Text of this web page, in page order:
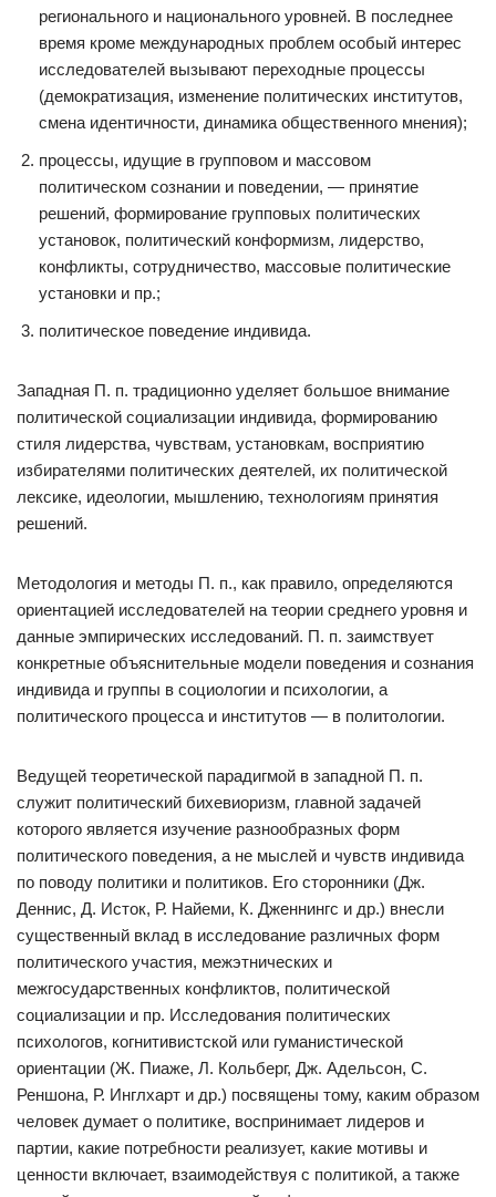
регионального и национального уровней. В последнее
время кроме международных проблем особый интерес
исследователей вызывают переходные процессы
(демократизация, изменение политических институтов,
смена идентичности, динамика общественного мнения);
процессы, идущие в групповом и массовом
политическом сознании и поведении, — принятие
решений, формирование групповых политических
установок, политический конформизм, лидерство,
конфликты, сотрудничество, массовые политические
установки и пр.;
политическое поведение индивида.
Западная П. п. традиционно уделяет большое внимание
политической социализации индивида, формированию
стиля лидерства, чувствам, установкам, восприятию
избирателями политических деятелей, их политической
лексике, идеологии, мышлению, технологиям принятия
решений.
Методология и методы П. п., как правило, определяются
ориентацией исследователей на теории среднего уровня и
данные эмпирических исследований. П. п. заимствует
конкретные объяснительные модели поведения и сознания
индивида и группы в социологии и психологии, а
политического процесса и институтов — в политологии.
Ведущей теоретической парадигмой в западной П. п.
служит политический бихевиоризм, главной задачей
которого является изучение разнообразных форм
политического поведения, а не мыслей и чувств индивида
по поводу политики и политиков. Его сторонники (Дж.
Деннис, Д. Исток, Р. Найеми, К. Дженнингс и др.) внесли
существенный вклад в исследование различных форм
политического участия, межэтнических и
межгосударственных конфликтов, политической
социализации и пр. Исследования политических
психологов, когнитивистской или гуманистической
ориентации (Ж. Пиаже, Л. Кольберг, Дж. Адельсон, С.
Реншона, Р. Инглхарт и др.) посвящены тому, каким образом
человек думает о политике, воспринимает лидеров и
партии, какие потребности реализует, какие мотивы и
ценности включает, взаимодействуя с политикой, а также